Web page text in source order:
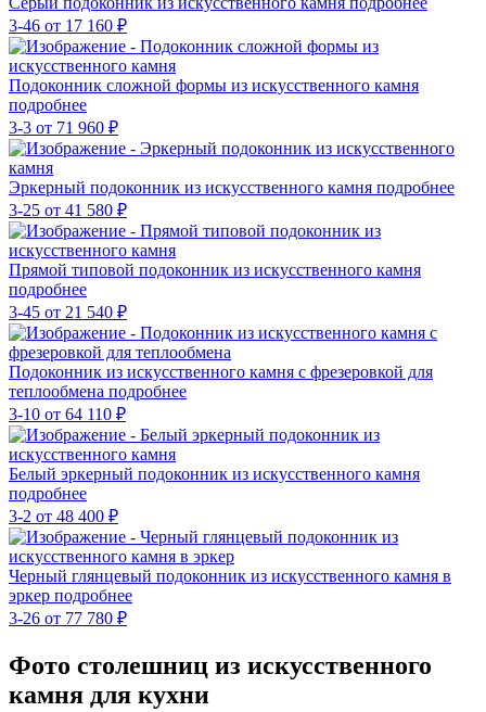
3-46 от 17 160 ₽
Подоконник сложной формы из искусственного камня
подробнее
3-3 от 71 960 ₽
Эркерный подоконник из искусственного камня подробнее
3-25 от 41 580 ₽
Прямой типовой подоконник из искусственного камня
подробнее
3-45 от 21 540 ₽
Подоконник из искусственного камня с фрезеровкой для
теплообмена подробнее
3-10 от 64 110 ₽
Белый эркерный подоконник из искусственного камня
подробнее
3-2 от 48 400 ₽
Черный глянцевый подоконник из искусственного камня в
эркер подробнее
3-26 от 77 780 ₽
Фото столешниц из искусственного
камня для кухни